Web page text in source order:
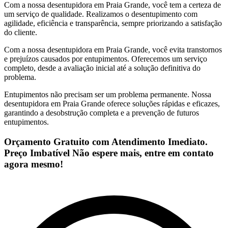
Com a nossa desentupidora em Praia Grande, você tem a certeza de
um serviço de qualidade. Realizamos o desentupimento com
agilidade, eficiência e transparência, sempre priorizando a satisfação
do cliente.
Com a nossa desentupidora em Praia Grande, você evita transtornos
e prejuízos causados por entupimentos. Oferecemos um serviço
completo, desde a avaliação inicial até a solução definitiva do
problema.
Entupimentos não precisam ser um problema permanente. Nossa
desentupidora em Praia Grande oferece soluções rápidas e eficazes,
garantindo a desobstrução completa e a prevenção de futuros
entupimentos.
Orçamento Gratuito com Atendimento Imediato.
Preço Imbatível Não espere mais, entre em contato
agora mesmo!